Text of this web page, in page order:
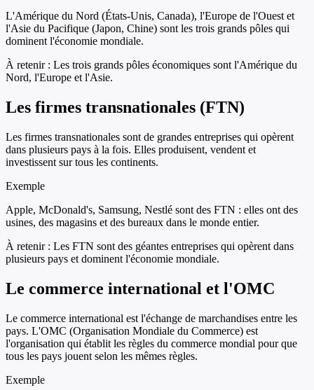
L'Amérique du Nord (États-Unis, Canada), l'Europe de l'Ouest et
l'Asie du Pacifique (Japon, Chine) sont les trois grands pôles qui
dominent l'économie mondiale.
À retenir : Les trois grands pôles économiques sont l'Amérique du
Nord, l'Europe et l'Asie.
Les firmes transnationales (FTN)
Les firmes transnationales sont de grandes entreprises qui opèrent
dans plusieurs pays à la fois. Elles produisent, vendent et
investissent sur tous les continents.
Exemple
Apple, McDonald's, Samsung, Nestlé sont des FTN : elles ont des
usines, des magasins et des bureaux dans le monde entier.
À retenir : Les FTN sont des géantes entreprises qui opèrent dans
plusieurs pays et dominent l'économie mondiale.
Le commerce international et l'OMC
Le commerce international est l'échange de marchandises entre les
pays. L'OMC (Organisation Mondiale du Commerce) est
l'organisation qui établit les règles du commerce mondial pour que
tous les pays jouent selon les mêmes règles.
Exemple